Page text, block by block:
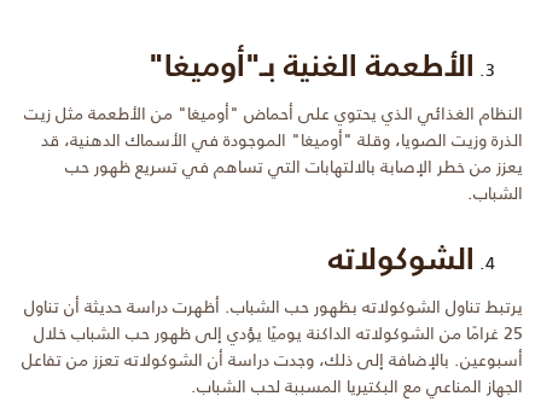
الأطعمة الغنية بـ"أوميغا"
النظام الغذائي الذي يحتوي على أحماض "أوميغا" من الأطعمة مثل زيت
الذرة وزيت الصويا، وقلة "أوميغا" الموجودة في الأسماك الدهنية، قد
يعزز من خطر الإصابة بالالتهابات التي تساهم في تسريع ظهور حب
الشباب.
الشوكولاته
يرتبط تناول الشوكولاته بظهور حب الشباب. أظهرت دراسة حديثة أن تناول
25 غرامًا من الشوكولاته الداكنة يوميًا يؤدي إلى ظهور حب الشباب خلال
أسبوعين. بالإضافة إلى ذلك، وجدت دراسة أن الشوكولاته تعزز من تفاعل
الجهاز المناعي مع البكتيريا المسببة لحب الشباب.